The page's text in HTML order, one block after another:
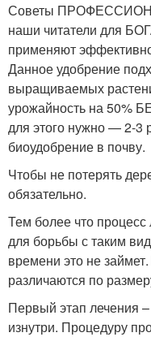
Советы
наши читатели для
применяют
Данное удобрение
выращиваемых
урожайность на 50%
для этого нужно — 2-3
биоудобрение в почву.
Чтобы не потерять
обязательно.
Тем более что
для борьбы с таким
времени это не
различаются по
Первый этап лечения
изнутри. Процедуру